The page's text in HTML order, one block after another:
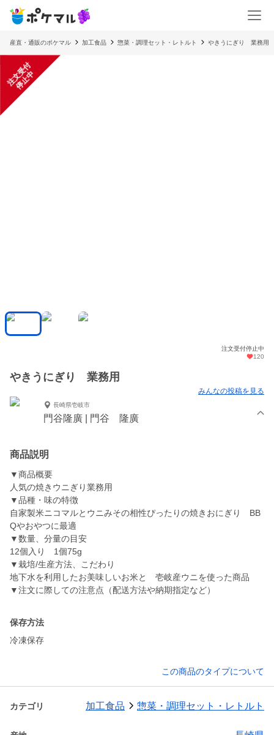
産直・通販のポケマル 加工食品 惣菜・調理セット・レトルト やきうにぎり 業務用
注
文
受
付
停
止
中
注文受付停止中
120
やきうにぎり 業務用
みんなの投稿を見る
長崎県壱岐市
門谷隆廣 | 門谷 隆廣
商品説明
▼商品概要
人気の焼きウニぎり業務用
▼品種・味の特徴
自家製米ニコマルとウニみその相性ぴったりの焼きおにぎり BB
Qやおやつに最適
▼数量、分量の目安
12個入り 1個75g
▼栽培/生産方法、こだわり
地下水を利用したお美味しいお米と 壱岐産ウニを使った商品
▼注文に際しての注意点（配送方法や納期指定など）
保存方法
冷凍保存
この商品のタイプについて
カテゴリ 加工食品 惣菜・調理セット・レトルト